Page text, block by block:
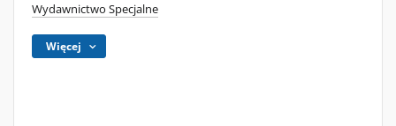
Wydawnictwo Specjalne
Więcej